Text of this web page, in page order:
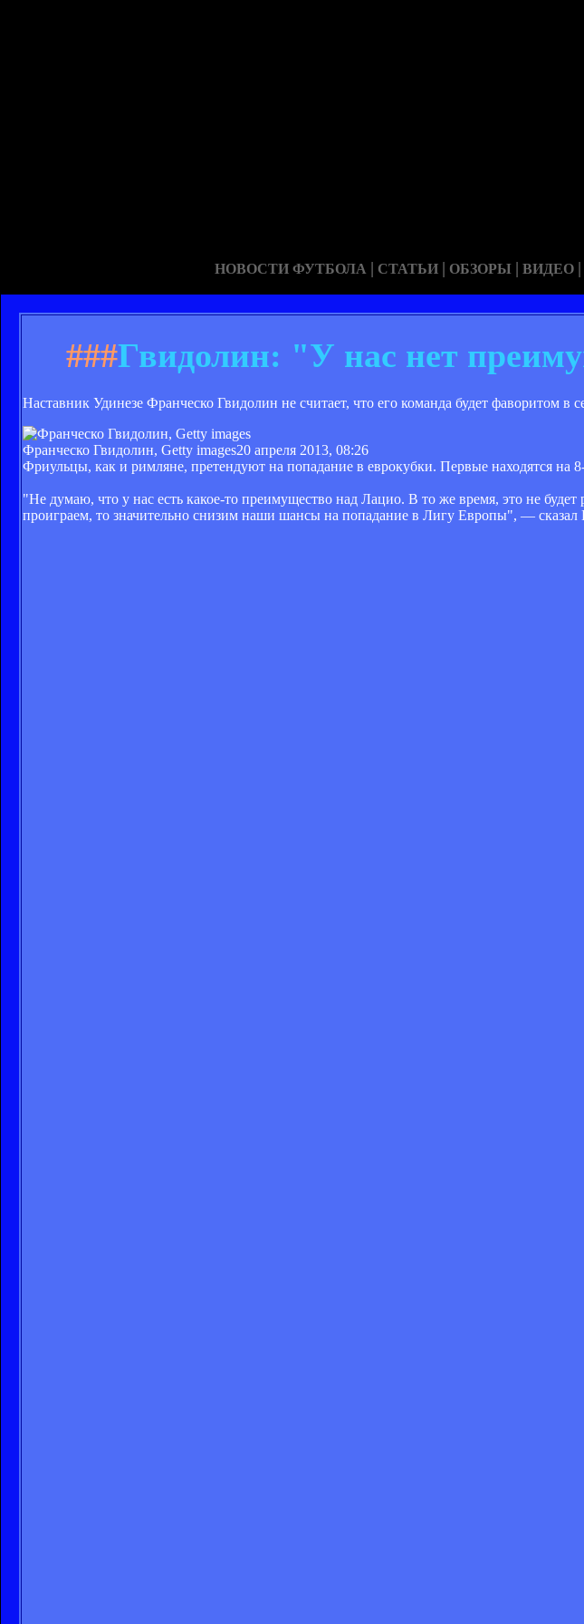
НОВОСТИ ФУТБОЛА | СТАТЬИ | ОБЗОРЫ | ВИДЕО |
###Гвидолин: "У нас нет
Наставник Удинезе Франческо Гвидолин не считает, что его команда будет фаворитом в
Франческо Гвидолин, Getty images20 апреля 2013, 08:26
Фриульцы, как и римляне, претендуют на попадание в еврокубки. Первые находятся на
"Не думаю, что у нас есть какое-то преимущество над Лацио. В то же время, это не
проиграем, то значительно снизим наши шансы на попадание в Лигу Европы", — сказал